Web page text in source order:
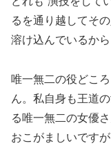
るを通り越してそ
溶け込んでいるか
唯一無二の役どこ
ん。私自身も王道
る唯一無二の女優
おこがましいです